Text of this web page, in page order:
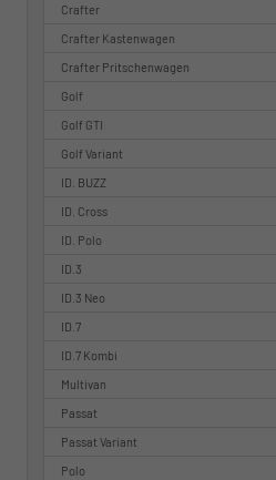
Crafter
Crafter Kastenwagen
Crafter Pritschenwagen
Golf
Golf GTI
Golf Variant
ID. BUZZ
ID. Cross
ID. Polo
ID.3
ID.3 Neo
ID.7
ID.7 Kombi
Multivan
Passat
Passat Variant
Polo